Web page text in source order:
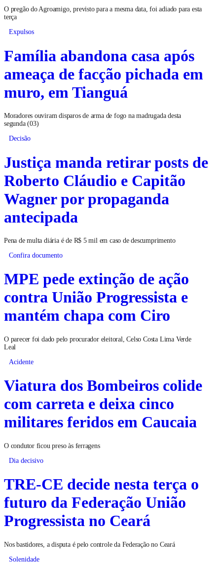
O pregão do Agroamigo, previsto para a mesma data, foi adiado para esta
terça
Expulsos
Família abandona casa após
ameaça de facção pichada em
muro, em Tianguá
Moradores ouviram disparos de arma de fogo na madrugada desta
segunda (03)
Decisão
Justiça manda retirar posts de
Roberto Cláudio e Capitão
Wagner por propaganda
antecipada
Pena de multa diária é de R$ 5 mil em caso de descumprimento
Confira documento
MPE pede extinção de ação
contra União Progressista e
mantém chapa com Ciro
O parecer foi dado pelo procurador eleitoral, Celso Costa Lima Verde
Leal
Acidente
Viatura dos Bombeiros colide
com carreta e deixa cinco
militares feridos em Caucaia
O condutor ficou preso às ferragens
Dia decisivo
TRE-CE decide nesta terça o
futuro da Federação União
Progressista no Ceará
Nos bastidores, a disputa é pelo controle da Federação no Ceará
Solenidade